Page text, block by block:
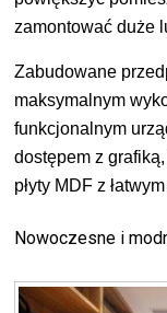
zamontować duże
Zabudowane
maksymalnym
funkcjonalnym
dostępem z
płyty MDF z
Nowoczesne i